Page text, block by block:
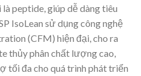
peptide, giúp dễ dàng tiêu
IsoLean sử dụng công nghệ
(CFM) hiện đại, cho ra
thủy phân chất lượng cao,
tối đa cho quá trình phát triển